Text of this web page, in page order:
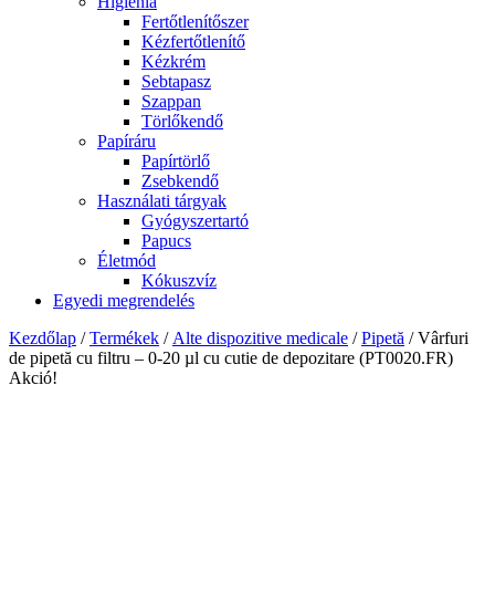
Fertőtlenítőszer
Kézfertőtlenítő
Kézkrém
Sebtapasz
Szappan
Törlőkendő
Papíráru
Papírtörlő
Zsebkendő
Használati tárgyak
Gyógyszertartó
Papucs
Életmód
Kókuszvíz
Egyedi megrendelés
Kezdőlap /Termékek / Alte dispozitive medicale /Pipetă / Vârfuri
de pipetă cu filtru – 0-20 µl cu cutie de depozitare (PT0020.FR)
Akció!